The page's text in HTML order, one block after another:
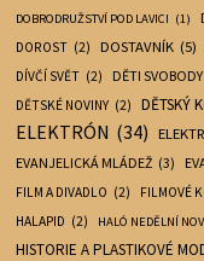
DOBRODRUŽSTVÍ POD LAVICI (1)
DOROST (2) DOSTAVNÍK (5)
DÍVČÍ SVĚT (2) DĚTI SVOBODY
DĚTSKÉ NOVINY (2) DĚTSKÝ
ELEKTRÓN (34)
EVANJELICKÁ MLÁDEŽ (3)
FILM A DIVADLO (2) FILMOVÉ
HALAPID (2) HALÓ NEDĚLNÍ
HISTORIE A PLASTIKOVÉ